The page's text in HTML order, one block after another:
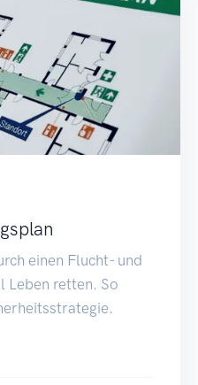
einen Flucht- und
Leben retten. So